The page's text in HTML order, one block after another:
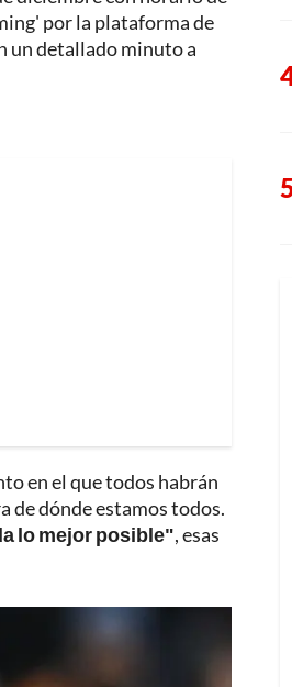
por la plataforma de
un detallado minuto a
en el que todos habrán
de dónde estamos todos.
lo mejor posible", esas